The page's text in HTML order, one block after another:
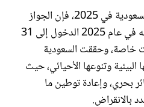
واستكمالا لسلسلة إنجازات السعودية في 2025، فإن الجواز
السعودي أصبح يسمح لحامليه في عام 2025 الدخول إلى 31
خاصة، وحققت السعودية
وتنوعها الأحيائي، حيث
85 ألف طائر بحري، وإعادة توطين ما